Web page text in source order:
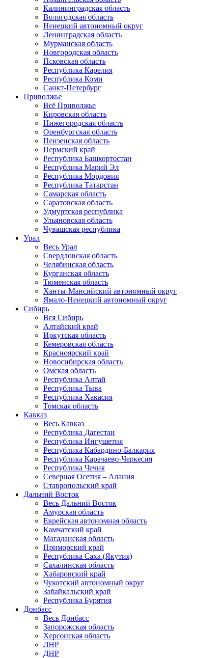
Калининградская область
Вологодская область
Ненецкий автономный округ
Ленинградская область
Мурманская область
Новгородская область
Псковская область
Республика Карелия
Республика Коми
Санкт-Петербург
Приволжье
Всё Приволжье
Кировская область
Нижегородская область
Оренбургская область
Пензенская область
Пермский край
Республика Башкортостан
Республика Марий Эл
Республика Мордовия
Республика Татарстан
Самарская область
Саратовская область
Удмуртская республика
Ульяновская область
Чувашская республика
Урал
Весь Урал
Свердловская область
Челябинская область
Курганская область
Тюменская область
Ханты-Мансийский автономный округ
Ямало-Ненецкий автономный округ
Сибирь
Вся Сибирь
Алтайский край
Иркутская область
Кемеровская область
Красноярский край
Новосибирская область
Омская область
Республика Алтай
Республика Тыва
Республика Хакасия
Томская область
Кавказ
Весь Кавказ
Республика Дагестан
Республика Ингушетия
Республика Кабардино-Балкария
Республика Карачаево-Черкесия
Республика Чечня
Северная Осетия – Алания
Ставропольский край
Дальний Восток
Весь Дальний Восток
Амурская область
Еврейская автономная область
Камчатский край
Магаданская область
Приморский край
Республика Саха (Якутия)
Сахалинская область
Хабаровский край
Чукотский автономный округ
Забайкальский край
Республика Бурятия
Донбасс
Весь Донбасс
Запорожская область
Херсонская область
ЛНР
ДНР